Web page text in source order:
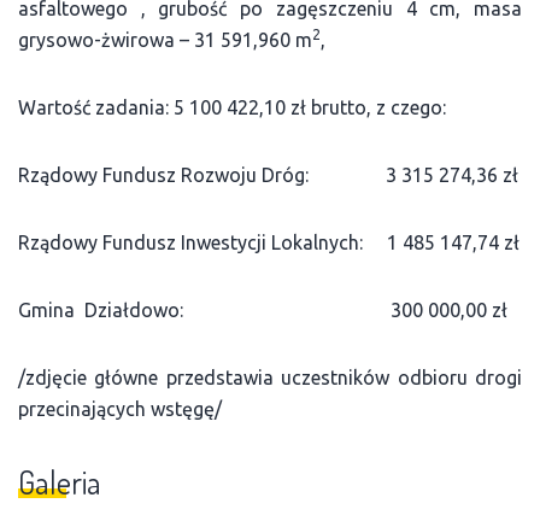
asfaltowego , grubość po zagęszczeniu 4 cm, masa
grysowo-żwirowa – 31 591,960 m2
Wartość zadania: 5 100 422,10 zł brutto, z czego:
Rządowy Fundusz Rozwoju Dróg: 3 315 274,36 zł
Rządowy Fundusz Inwestycji Lokalnych: 1 485 147,74 zł
Gmina Działdowo: 300 000,00 zł
/zdjęcie główne przedstawia uczestników odbioru drogi
przecinających wstęgę/
Galeria